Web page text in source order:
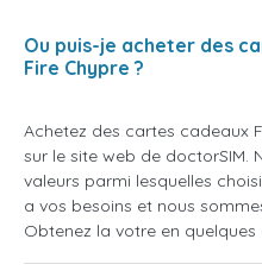
Ou puis-je acheter des
Fire Chypre ?
Achetez des cartes cadeaux
sur le site web de doctorSIM.
valeurs parmi lesquelles
a vos besoins et nous
Obtenez la votre en